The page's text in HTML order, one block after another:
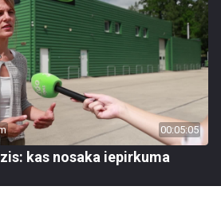
00:05:05
kas nosaka iepirkuma